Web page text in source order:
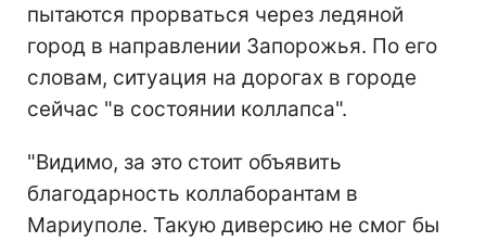
пытаются прорваться через ледяной
город в направлении Запорожья. По его
словам, ситуация на дорогах в городе
сейчас "в состоянии коллапса".
"Видимо, за это стоит объявить
благодарность коллаборантам в
Мариуполе. Такую диверсию не смог бы